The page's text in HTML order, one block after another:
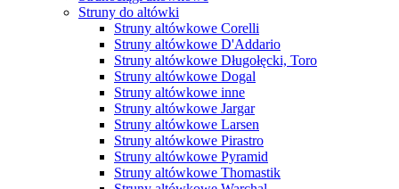
Struny do altówki
Struny altówkowe Corelli
Struny altówkowe D'Addario
Struny altówkowe Długołęcki, Toro
Struny altówkowe Dogal
Struny altówkowe inne
Struny altówkowe Jargar
Struny altówkowe Larsen
Struny altówkowe Pirastro
Struny altówkowe Pyramid
Struny altówkowe Thomastik